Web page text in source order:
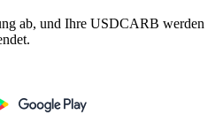
ab, und Ihre USDCARB werden